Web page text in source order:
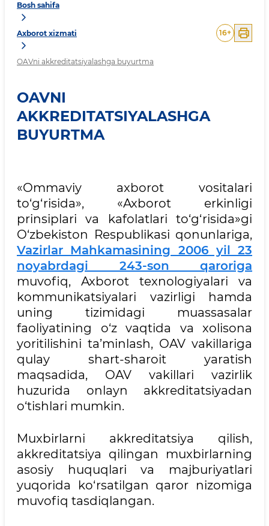
Bosh sahifa
Axborot xizmati
OAVni akkreditatsiyalashga buyurtma
16+
OAVNI
AKKREDITATSIYALASHGA
BUYURTMA
«Ommaviy axborot vositalari
to‘g‘risida», «Axborot erkinligi
prinsiplari va kafolatlari to‘g‘risida»gi
O‘zbekiston Respublikasi qonunlariga,
Vazirlar Mahkamasining 2006 yil 23
noyabrdagi 243-son qaroriga
muvofiq, Axborot texnologiyalari va
kommunikatsiyalari vazirligi hamda
uning tizimidagi muassasalar
faoliyatining o‘z vaqtida va xolisona
yoritilishini ta’minlash, OAV vakillariga
qulay shart-sharoit yaratish
maqsadida, OAV vakillari vazirlik
huzurida onlayn akkreditatsiyadan
o‘tishlari mumkin.
Muxbirlarni akkreditatsiya qilish,
akkreditatsiya qilingan muxbirlarning
asosiy huquqlari va majburiyatlari
yuqorida ko‘rsatilgan qaror nizomiga
muvofiq tasdiqlangan.